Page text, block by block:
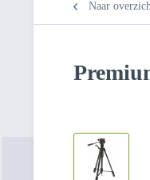
Naar